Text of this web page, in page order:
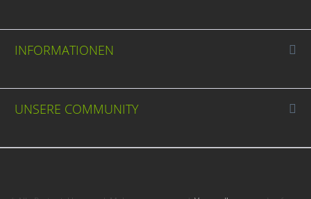
INFORMATIONEN
UNSERE COMMUNITY